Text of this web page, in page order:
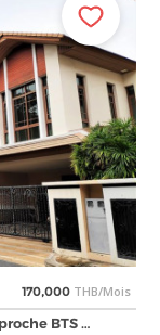
170,000 THB/Mois
BTS …